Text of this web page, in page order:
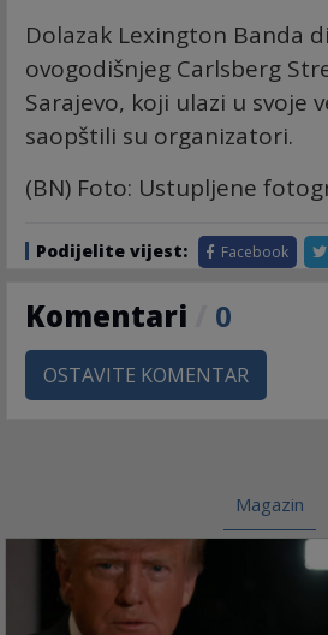
Dolazak Lexington Banda
ovogodišnjeg Carlsberg
Sarajevo, koji ulazi u svoje
saopštili su organizatori.
(BN) Foto: Ustupljene
Podijelite vijest: Facebook
Komentari 0
OSTAVITE KOMENTAR
Magazin